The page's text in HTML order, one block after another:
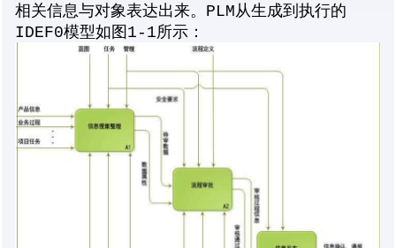
相关信息与对象表达出来。PLM从生成到执行的
IDEF0模型如图1-1所示：